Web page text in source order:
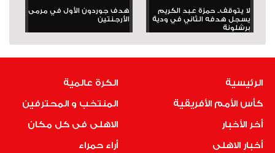
لا يتوقف.. حمزة عبد الكريم
يسجل هدفه الثاني في ودية
برشلونة
هدف جوردون الأول في مرمى
الأرجنتين
الرئيسية
كأس الأمم الأفريقية
أخر الأخبار
أخبار الاهلى
الكرة عالمية
المنتخب و المحترفين
الاهلى فى كل مكان
أراء حمراء